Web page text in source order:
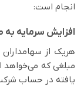
انجام است:
افزایش سرمایه
هریک از
مبلغی که می‌خواهد
یافته در حساب